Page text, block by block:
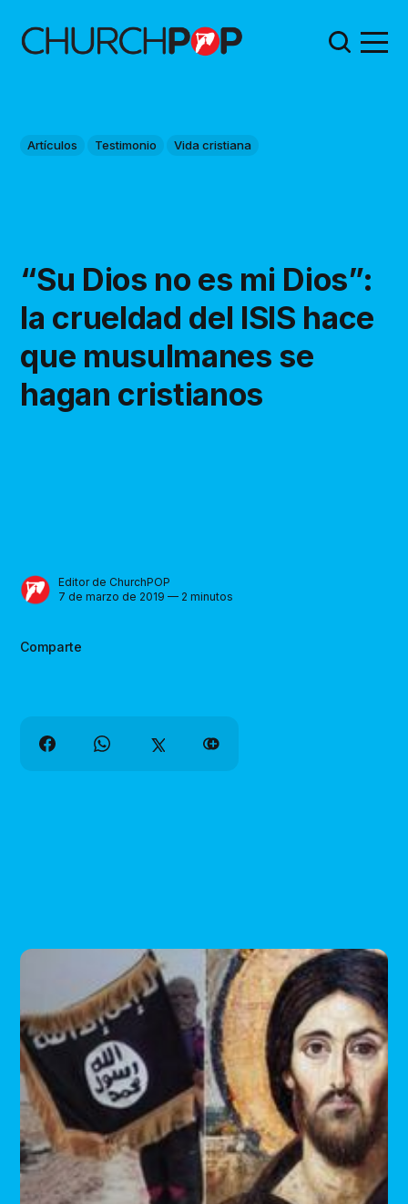
Artículos Testimonio Vida cristiana
“Su Dios no es mi Dios”:
la crueldad del ISIS hace
que musulmanes se
hagan cristianos
Editor de ChurchPOP
7 de marzo de 2019 — 2 minutos
Comparte